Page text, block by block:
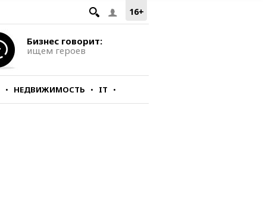
16+
Бизнес говорит:
ищем героев
НЕДВИЖИМОСТЬ IT